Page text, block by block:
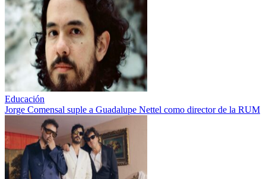
Educación
Jorge Comensal suple a Guadalupe Nettel como director de la RUM